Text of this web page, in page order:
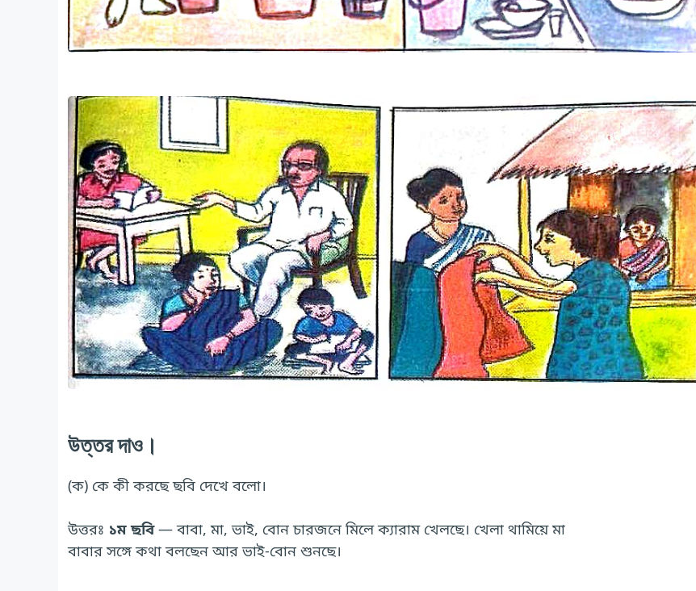
উত্তর দাও।
(ক) কে কী করছে ছবি দেখে বলো।
উত্তরঃ ১ম ছবি— বাবা, মা, ভাই, বোন চারজনে মিলে ক্যারাম খেলছে। খেলা থামিয়ে মা
বাবার সঙ্গে কথা বলছেন আর ভাই-বোন শুনছে।